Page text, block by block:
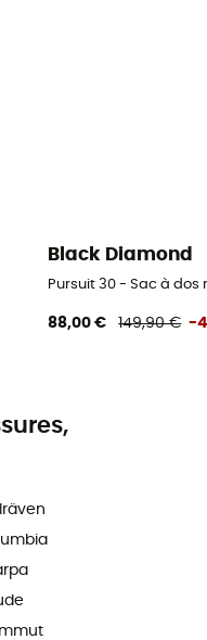
Black Diamond
Pursuit 30 - Sac à
88,00 € 149,90 € -